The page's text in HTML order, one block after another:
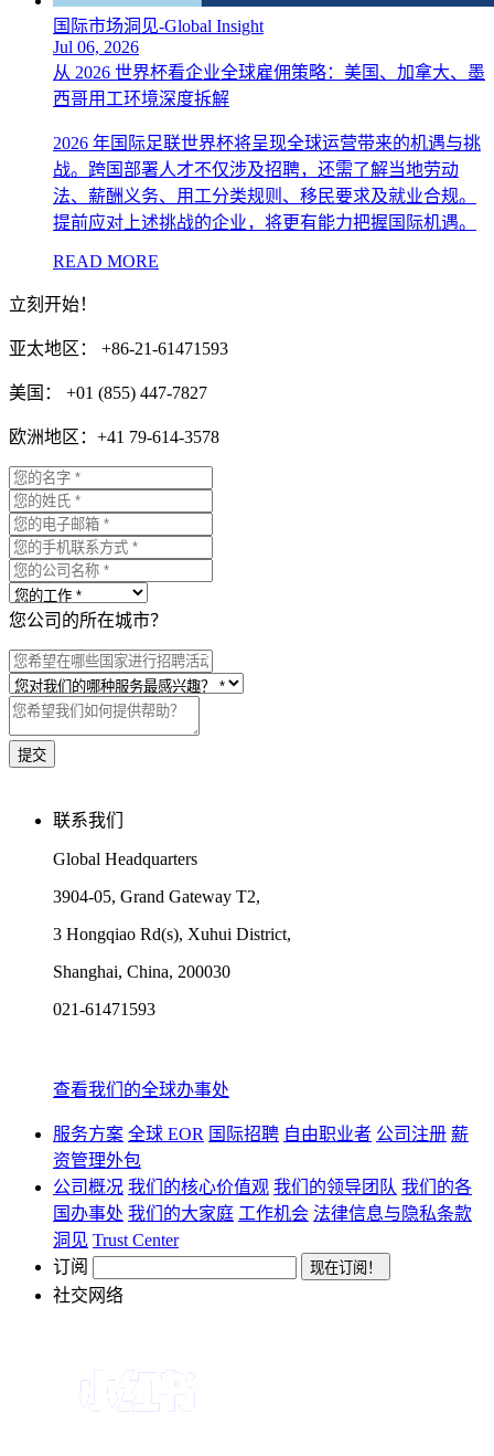
国际市场洞见-Global Insight
Jul 06, 2026
从 2026 世界杯看企业全球雇佣策略：美国、加拿大、墨
西哥用工环境深度拆解
2026 年国际足联世界杯将呈现全球运营带来的机遇与挑
战。跨国部署人才不仅涉及招聘，还需了解当地劳动
法、薪酬义务、用工分类规则、移民要求及就业合规。
提前应对上述挑战的企业，将更有能力把握国际机遇。
READ MORE
立刻开始！
亚太地区： +86-21-61471593
美国： +01 (855) 447-7827
欧洲地区：+41 79-614-3578
您公司的所在城市？
联系我们
Global Headquarters
3904-05, Grand Gateway T2,
3 Hongqiao Rd(s), Xuhui District,
Shanghai, China, 200030
021-61471593
查看我们的全球办事处
服务方案 全球 EOR 国际招聘 自由职业者 公司注册 薪
资管理外包
公司概况 我们的核心价值观 我们的领导团队 我们的各
国办事处 我们的大家庭 工作机会 法律信息与隐私条款
洞见 Trust Center
订阅
社交网络